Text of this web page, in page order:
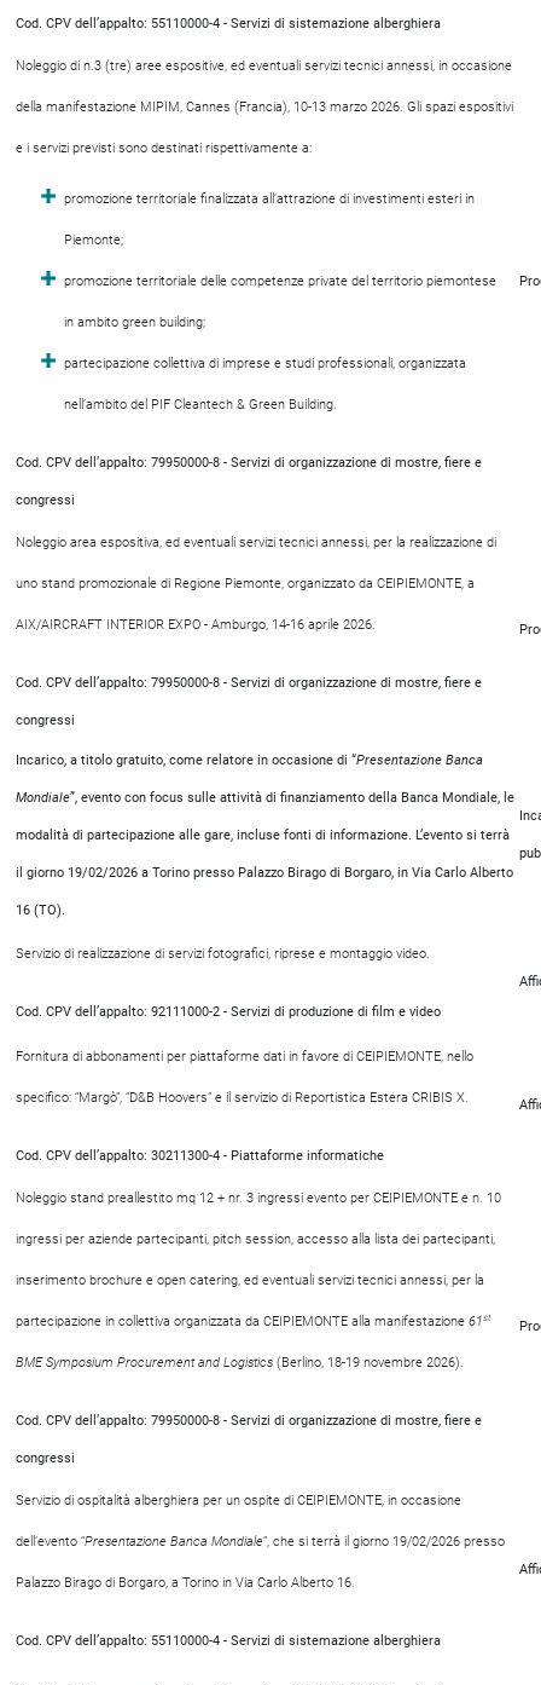
Cod. CPV dell’appalto: 55110000-4 - Servizi di sistemazione alberghiera
Noleggio di n.3 (tre) aree espositive, ed eventuali servizi tecnici annessi, in occasione
della manifestazione MIPIM, Cannes (Francia), 10-13 marzo 2026. Gli spazi espositivi
e i servizi previsti sono destinati rispettivamente a:
promozione territoriale finalizzata all’attrazione di investimenti esteri in
Piemonte;
promozione territoriale delle competenze private del territorio piemontese
in ambito green building;
partecipazione collettiva di imprese e studi professionali, organizzata
nell’ambito del PIF Cleantech & Green Building.
Cod. CPV dell’appalto: 79950000-8 - Servizi di organizzazione di mostre, fiere e
congressi
Noleggio area espositiva, ed eventuali servizi tecnici annessi, per la realizzazione di
uno stand promozionale di Regione Piemonte, organizzato da CEIPIEMONTE, a
AIX/AIRCRAFT INTERIOR EXPO - Amburgo, 14-16 aprile 2026.
Cod. CPV dell’appalto: 79950000-8 - Servizi di organizzazione di mostre, fiere e
congressi
Incarico, a titolo gratuito, come relatore in occasione di “Presentazione Banca
Mondiale”, evento con focus sulle attività di finanziamento della Banca Mondiale, le
modalità di partecipazione alle gare, incluse fonti di informazione. L’evento si terrà
il giorno 19/02/2026 a Torino presso Palazzo Birago di Borgaro, in Via Carlo Alberto
16 (TO).
Servizio di realizzazione di servizi fotografici, riprese e montaggio video.
Cod. CPV dell’appalto: 92111000-2 - Servizi di produzione di film e video
Fornitura di abbonamenti per piattaforme dati in favore di CEIPIEMONTE, nello
specifico: “Margò”, “D&B Hoovers” e il servizio di Reportistica Estera CRIBIS X.
Cod. CPV dell’appalto: 30211300-4 - Piattaforme informatiche
Noleggio stand preallestito mq 12 + nr. 3 ingressi evento per CEIPIEMONTE e n. 10
ingressi per aziende partecipanti, pitch session, accesso alla lista dei partecipanti,
inserimento brochure e open catering, ed eventuali servizi tecnici annessi, per la
partecipazione in collettiva organizzata da CEIPIEMONTE alla manifestazione 61st
BME Symposium Procurement and Logistics (Berlino, 18-19 novembre 2026).
Cod. CPV dell’appalto: 79950000-8 - Servizi di organizzazione di mostre, fiere e
congressi
Servizio di ospitalità alberghiera per un ospite di CEIPIEMONTE, in occasione
dell’evento “Presentazione Banca Mondiale”, che si terrà il giorno 19/02/2026 presso
Palazzo Birago di Borgaro, a Torino in Via Carlo Alberto 16.
Cod. CPV dell’appalto: 55110000-4 - Servizi di sistemazione alberghiera